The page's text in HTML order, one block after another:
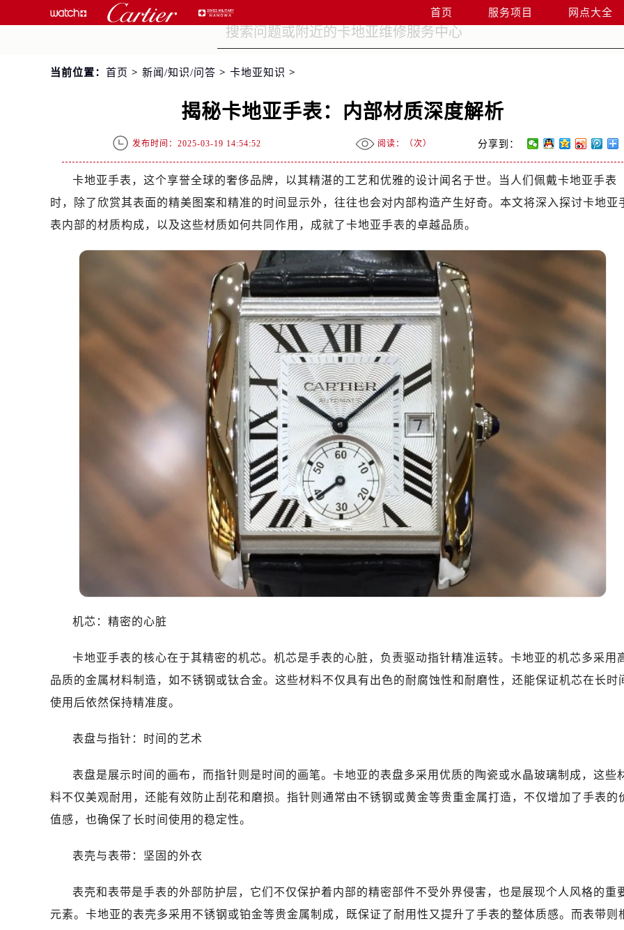
首页 服务项目 网点大全
当前位置： 首页 > 新闻/知识/问答 > 卡地亚知识 >
揭秘卡地亚手表：内部材质深度解析
发布时间：2025-03-19 14:54:52 阅读：（次） 分享到：
卡地亚手表，这个享誉全球的奢侈品牌，以其精湛的工艺和优雅的设计闻名于世。当人们佩戴卡地亚手表
时，除了欣赏其表面的精美图案和精准的时间显示外，往往也会对内部构造产生好奇。本文将深入探讨卡地亚
表内部的材质构成，以及这些材质如何共同作用，成就了卡地亚手表的卓越品质。
机芯：精密的心脏
卡地亚手表的核心在于其精密的机芯。机芯是手表的心脏，负责驱动指针精准运转。卡地亚的机芯多采用
品质的金属材料制造，如不锈钢或钛合金。这些材料不仅具有出色的耐腐蚀性和耐磨性，还能保证机芯在长时
使用后依然保持精准度。
表盘与指针：时间的艺术
表盘是展示时间的画布，而指针则是时间的画笔。卡地亚的表盘多采用优质的陶瓷或水晶玻璃制成，这些
料不仅美观耐用，还能有效防止刮花和磨损。指针则通常由不锈钢或黄金等贵重金属打造，不仅增加了手表的
值感，也确保了长时间使用的稳定性。
表壳与表带：坚固的外衣
表壳和表带是手表的外部防护层，它们不仅保护着内部的精密部件不受外界侵害，也是展现个人风格的重
元素。卡地亚的表壳多采用不锈钢或铂金等贵金属制成，既保证了耐用性又提升了手表的整体质感。而表带则